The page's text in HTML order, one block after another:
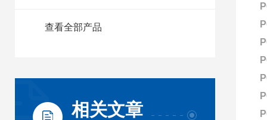
查看全部产品
相关文章